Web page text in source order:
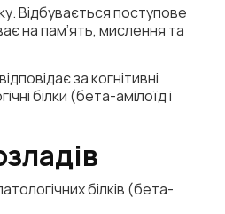
Відбувається поступове
на пам’ять, мислення та
за когнітивні
білки (бета-амілоїд і
білків (бета-